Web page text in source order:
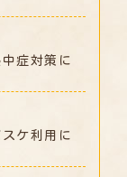
症対策に
ケ利用に